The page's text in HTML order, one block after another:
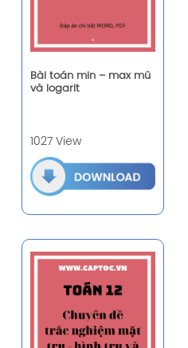
Bài toán min – max mũ
và logarit
1027 View